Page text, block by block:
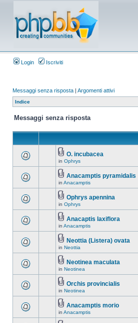
Login Iscriviti
Messaggi senza risposta | Argomenti attivi
Indice
Messaggi senza risposta
O. incubacea
in Ophrys
Anacamptis pyramidalis
in Anacamptis
Ophrys apennina
in Ophrys
Anacaptis laxiflora
in Anacamptis
Neottia (Listera) ovata
in Neottia
Neotinea maculata
in Neotinea
Orchis provincialis
in Neotinea
Anacamptis morio
in Anacamptis